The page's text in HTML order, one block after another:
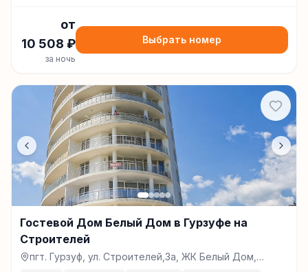
от
10 508 ₽
за ночь
Выбрать номер
Гостевой Дом Белый Дом в Гурзуфе на
Строителей
пгт. Гурзуф, ул. Строителей,3а, ЖК Белый Дом,